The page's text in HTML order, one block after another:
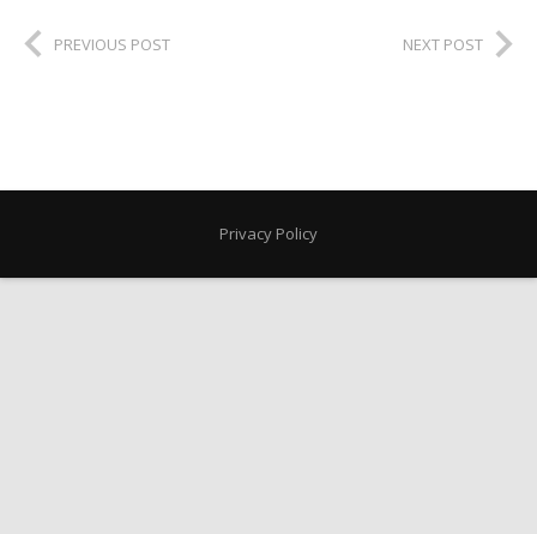
PREVIOUS POST NEXT POST
Privacy Policy